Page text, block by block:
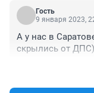
Гость
9 января 2023,
А у нас в
скрылись от